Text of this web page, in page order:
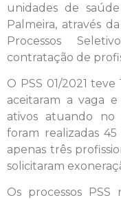
unidades de
Palmeira, através
Processos
contratação de
O PSS 01/2021
aceitaram a vaga
ativos atuando no
foram realizadas
apenas três
solicitaram
Os processos